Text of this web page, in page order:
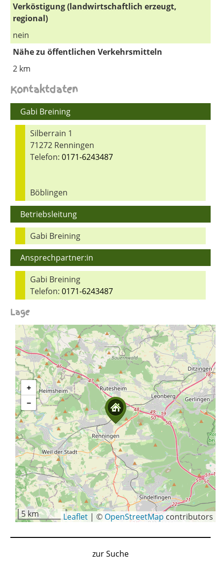
Verköstigung (landwirtschaftlich erzeugt,
regional)
nein
Nähe zu öffentlichen Verkehrsmitteln
2 km
Kontaktdaten
Gabi Breining
Silberrain 1
71272 Renningen
Telefon:0171-6243487
Böblingen
Betriebsleitung
Gabi Breining
Ansprechpartner:in
Gabi Breining
Telefon:0171-6243487
Lage
+
−
5 km Leaflet | © OpenStreetMap contributors
zur Suche